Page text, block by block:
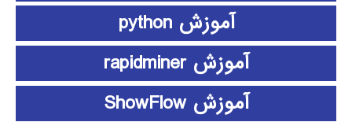
آموزش python
آموزش rapidminer
آموزش ShowFlow